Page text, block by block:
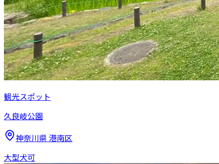
観光スポット
久良岐公園
神奈川県 港南区
大型犬可